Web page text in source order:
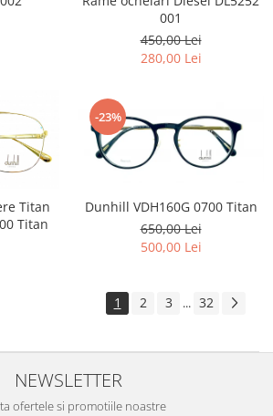
001
450,00 Lei
280,00 Lei
Titan
Titan
-23%
Dunhill VDH160G 0700 Titan
650,00 Lei
500,00 Lei
1 2 3 ... 32
NEWSLETTER
ofertele si promotiile noastre